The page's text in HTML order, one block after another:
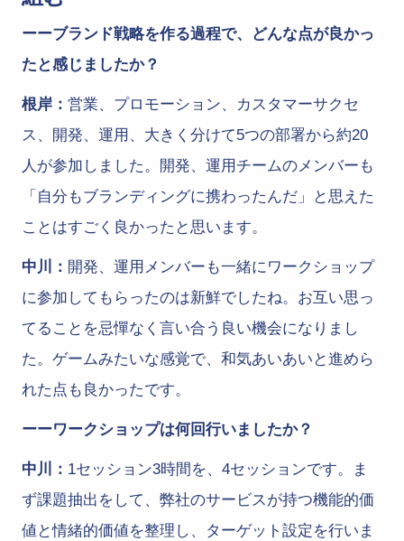
ーーブランド戦略を作る過程で、どんな点が良かっ
たと感じましたか？
根岸： 営業、プロモーション、カスタマーサクセ
ス、開発、運用、大きく分けて5つの部署から約20
人が参加しました。開発、運用チームのメンバーも
「自分もブランディングに携わったんだ」と思えた
ことはすごく良かったと思います。
中川： 開発、運用メンバーも一緒にワークショップ
に参加してもらったのは新鮮でしたね。お互い思っ
てることを忌憚なく言い合う良い機会になりまし
た。ゲームみたいな感覚で、和気あいあいと進めら
れた点も良かったです。
ーーワークショップは何回行いましたか？
中川： 1セッション3時間を、4セッションです。ま
ず課題抽出をして、弊社のサービスが持つ機能的価
値と情緒的価値を整理し、ターゲット設定を行いま